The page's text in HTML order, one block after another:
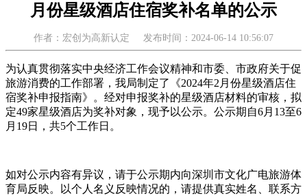
月份星级酒店住宿奖补名单的公示
作者：宏创为高新认定 发布时间：2024-06-14 10:56:07
为认真贯彻落实中央经济工作会议精神和市委、市政府关于促
旅游消费的工作部署，我局制定了《2024年2月份星级酒店住
宿奖补申报指南》。经对申报奖补的星级酒店材料的审核，拟
定49家星级酒店为奖补对象，现予以公示。公示期自6月13至6
月19日，共5个工作日。
如对公示内容有异议，请于公示期内向深圳市文化广电旅游体
育局反映。以个人名义反映情况的，请提供真实姓名、联系方